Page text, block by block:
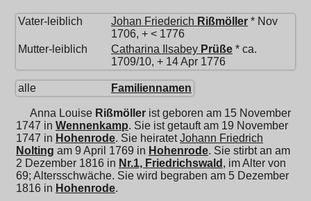
Vater-leiblich Johan Friederich Rißmöller * Nov
1706, + < 1776
Mutter-leiblich
Catharina Ilsabey Prüße * ca.
1709/10, + 14 Apr 1776
alle Familiennamen
Anna Louise Rißmöller ist geboren am 15 November
1747 in Wennenkamp. Sie ist getauft am 19 November
1747 in Hohenrode. Sie heiratetJohann Friedrich
Nolting am 9 April 1769 in Hohenrode. Sie stirbt an am
2 Dezember 1816 in Nr.1, Friedrichswald , im Alter von
69; Altersschwäche. Sie wird begraben am 5 Dezember
1816 in Hohenrode.